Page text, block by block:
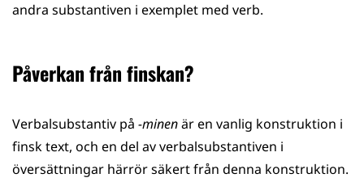
andra substantiven i exemplet med verb.
Påverkan från finskan?
Verbalsubstantiv på -minenär en vanlig konstruktion i
finsk text, och en del av verbalsubstantiven i
översättningar härrör säkert från denna konstruktion.